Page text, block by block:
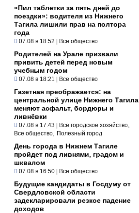
«Пил таблетки за пять дней до
поездки»: водителя из Нижнего
Тагила лишили прав на полтора
года
07.08 в 18:52 | Все общество
Родителей на Урале призвали
привить детей перед новым
учебным годом
07.08 в 18:21 | Все общество
Газетная преображается: на
центральной улице Нижнего Тагила
меняют асфальт, бордюры и
ливнёвки
07.08 в 17:43 | Всё городское хозяйство
Все общество Полезный город
День города в Нижнем Тагиле
пройдет под ливнями, градом и
шквалом
07.08 в 16:50 | Все общество
Будущие кандидаты в Госдуму от
Свердловской области
задекларировали резкое падение
доходов